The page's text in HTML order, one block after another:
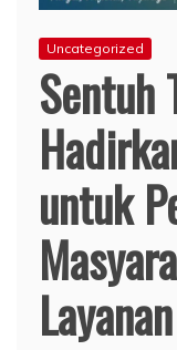
Uncategorized
Sentuh
untuk